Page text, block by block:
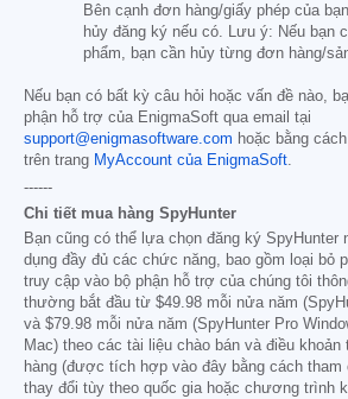
Bên cạnh đơn hàng/giấy phép của
hủy đăng ký nếu có. Lưu ý: Nếu bạn
phẩm, bạn cần hủy từng đơn hàng/
Nếu bạn có bất kỳ câu hỏi hoặc vấn đề nào,
phận hỗ trợ của EnigmaSoft qua email tại
support@enigmasoftware.com hoặc bằng
trên trang MyAccount của EnigmaSoft.
------
Chi tiết mua hàng SpyHunter
Bạn cũng có thể lựa chọn đăng ký
dụng đầy đủ các chức năng, bao gồm loại bỏ
truy cập vào bộ phận hỗ trợ của chúng tôi
thường bắt đầu từ $49.98 mỗi nửa năm
và $79.98 mỗi nửa năm (SpyHunter Pro
Mac) theo các tài liệu chào bán và điều khoản
hàng (được tích hợp vào đây bằng cách tham
thay đổi tùy theo quốc gia hoặc chương trình